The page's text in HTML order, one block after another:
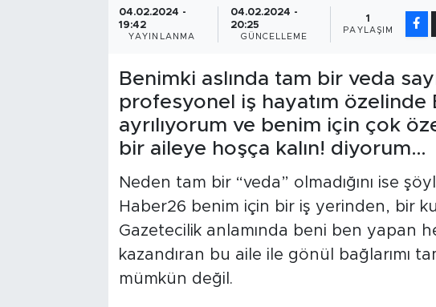
04.02.2024 -
19:42
YAYINLANMA
04.02.2024 -
20:25
GÜNCELLEME
1
PAYLAŞIM
Benimki aslında tam bir veda
profesyonel iş hayatım özelinde
ayrılıyorum ve benim için çok
bir aileye hoşça kalın! diyorum…
Neden tam bir “veda” olmadığını ise
Haber26 benim için bir iş yerinden, bir
Gazetecilik anlamında beni ben yapan
kazandıran bu aile ile gönül bağlarımı
mümkün değil.